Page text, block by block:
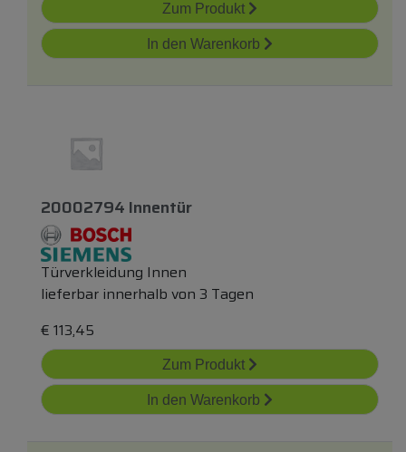
Zum Produkt
In den Warenkorb
20002794 Innentür
Türverkleidung Innen
lieferbar innerhalb von 3 Tagen
€ 113,45
Zum Produkt
In den Warenkorb